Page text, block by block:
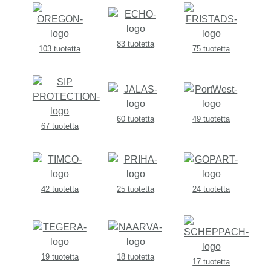
103 tuotetta
83 tuotetta
75 tuotetta
67 tuotetta
60 tuotetta 49 tuotetta
42 tuotetta 25 tuotetta 24 tuotetta
19 tuotetta 18 tuotetta
17 tuotetta